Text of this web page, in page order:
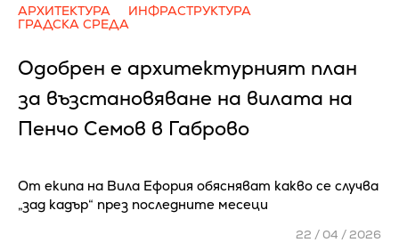
АРХИТЕКТУРА
ИНФРАСТРУКТУРА
ГРАДСКА СРЕДА
Одобрен е архитектурният план
за възстановяване на вилата на
Пенчо Семов в Габрово
От екипа на Вила Ефория обясняват какво се случва
„зад кадър“ през последните месеци
22 / 04 / 2026